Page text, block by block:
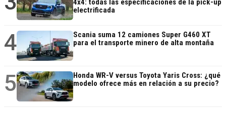
4x4: todas las especificaciones de la pick-up
electrificada
4
Scania suma 12 camiones Super G460 XT
para el transporte minero de alta montaña
5
Honda WR-V versus Toyota Yaris Cross: ¿qué
modelo ofrece más en relación a su precio?